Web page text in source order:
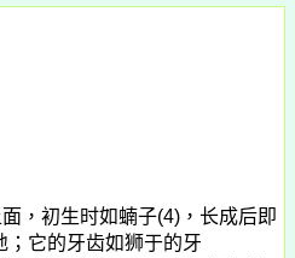
，初生时如蝻子(4)，长成后即
它的牙齿如狮于的牙